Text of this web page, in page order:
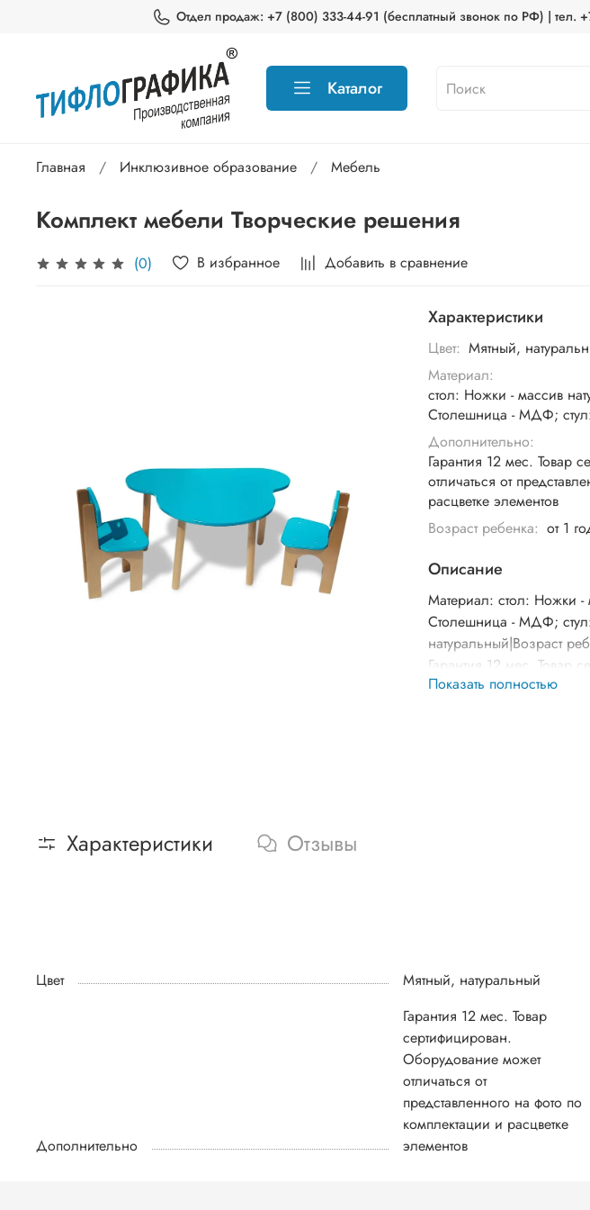
Отдел продаж: +7 (800) 333-44-91 (бесплатный звонок по РФ) |
Каталог
Главная Инклюзивное образование Мебель
Комплект мебели Творческие решения
(0) В избранное Добавить в сравнение
Характеристики
Цвет: Мятный,
Материал:
стол: Ножки - массив
Столешница - МДФ;
Дополнительно:
Гарантия 12 мес. Товар
отличаться от
расцветке элементов
Возраст ребенка: от 1
Описание
Материал: стол: Ножки -
Столешница - МДФ;
натуральный|Возраст
Гарантия 12 мес. Товар
отличаться от
Показать полностью
Характеристики Отзывы
Цвет Мятный, натуральный
Дополнительно
Гарантия 12 мес. Товар
сертифицирован.
Оборудование может
отличаться от
представленного на фото по
комплектации и расцветке
элементов